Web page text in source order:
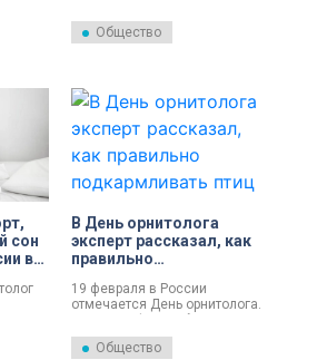
практичными идеями для
подарков, которые подойдут
Общество
сон
в
не
и
В День орнитолога
эксперт рассказал, как
правильно
19 февраля в России
отмечается День орнитолога.
и биологической безопасности
РОСБИОТЕХа Вагрид Пашаев
Общество